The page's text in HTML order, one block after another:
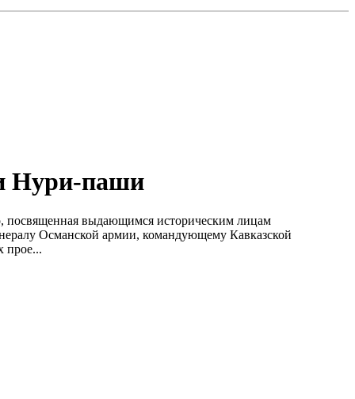
Нури-паши
посвященная выдающимся историческим лицам
Османской армии, командующему Кавказской
прое...